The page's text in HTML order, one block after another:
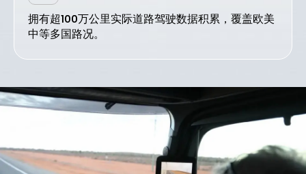
拥有超100万公里实际道路驾驶数据积累，覆盖欧美
中等多国路况。